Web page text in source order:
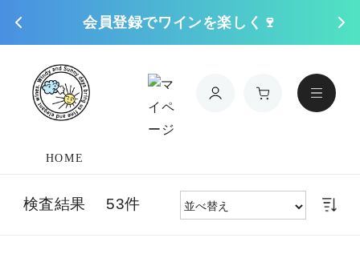
会員登録でワインを楽しく🍷
HOME
検査結果 53件